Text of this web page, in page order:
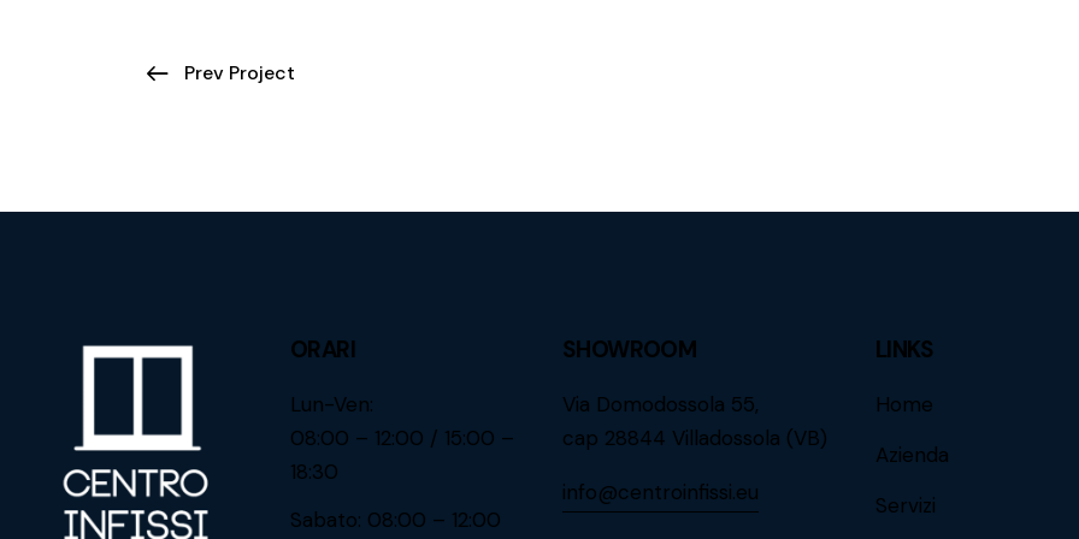
Prev Project
ORARI
Lun-Ven:
08:00 – 12:00 / 15:00 –
18:30
Sabato: 08:00 – 12:00
SHOWROOM
Via Domodossola 55,
cap 28844 Villadossola (VB)
info@centroinfissi.eu
LINKS
Home
Azienda
Servizi